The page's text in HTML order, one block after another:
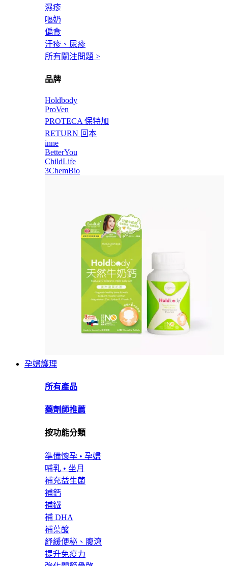
濕疹
嘔奶
偏食
汗疹、尿疹
所有關注問題 >
品牌
Holdbody
ProVen
PROTECA 保特加
RETURN 回本
inne
BetterYou
ChildLife
3ChemBio
孕婦護理
所有產品
藥劑師推薦
按功能分類
準備懷孕 • 孕婦
哺乳 • 坐月
補充益生菌
補鈣
補鐵
補 DHA
補葉酸
紓緩便秘、腹瀉
提升免疫力